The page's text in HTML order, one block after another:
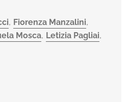
, Fiorenza Manzalini,
Mosca, Letizia Pagliai,